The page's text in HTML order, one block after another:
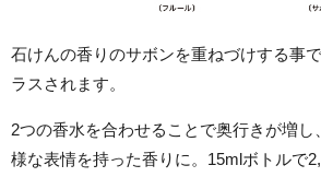
石けんの香りのサボンを重ねづけする事
ラスされます。
2つの香水を合わせることで奥行きが増し
様な表情を持った香りに。15mlボトルで